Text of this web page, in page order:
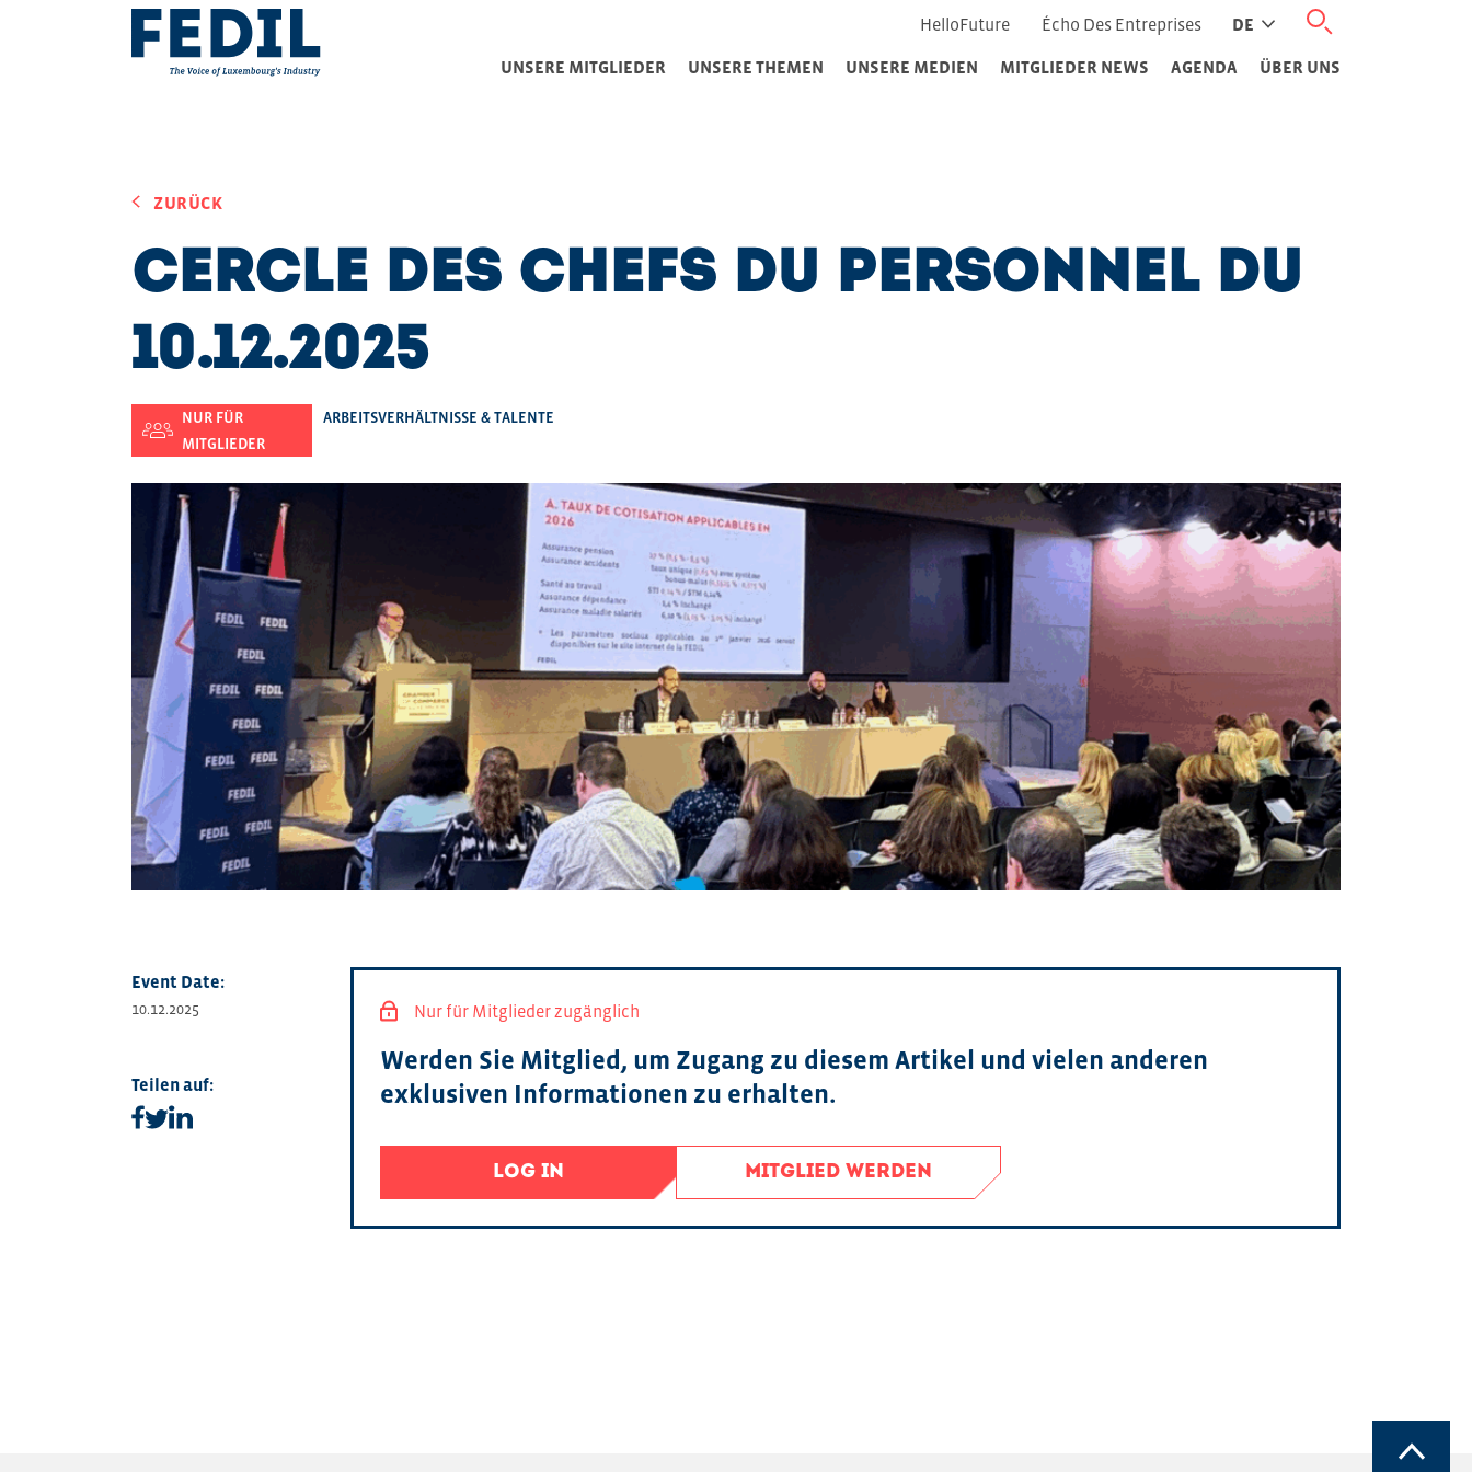
Skip to main content
HelloFuture Écho Des Entreprises DE
UNSERE MITGLIEDER UNSERE THEMEN UNSERE MEDIEN MITGLIEDER NEWS AGENDA ÜBER UNS
ZURÜCK
Cercle des chefs du personnel du
10.12.2025
NUR FÜR
MITGLIEDER
ARBEITSVERHÄLTNISSE & TALENTE
Event Date:
10.12.2025
Teilen auf:
Teilen auf facebook
Teilen auf twitter
Teilen auf linkedin
Nur für Mitglieder zugänglich
Werden Sie Mitglied, um Zugang zu diesem Artikel und vielen anderen
exklusiven Informationen zu erhalten.
LOG IN MITGLIED WERDEN